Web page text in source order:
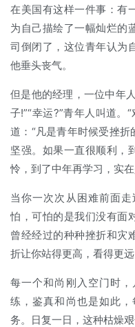
在美国有这样一件事：有
为自己描绘了一幅灿烂的
司倒闭了，这位青年认为
他垂头丧气。
但是他的经理，一位中年
子!”“幸运?”青年人叫道。
道：“凡是青年时候受挫
坚强。如果一直很顺利，
怜，到了中年再学习，实
当你一次次从困难前面
怕，可怕的是我们没有面
曾经经过的种种挫折和灾
折让你站得更高，看得更远
每一个和尚刚入空门时
练，鉴真和尚也是如此
务。日复一日，这种枯燥